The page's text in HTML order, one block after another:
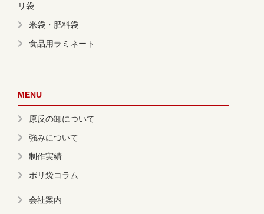
リ袋
米袋・肥料袋
食品用ラミネート
MENU
原反の卸について
強みについて
制作実績
ポリ袋コラム
会社案内